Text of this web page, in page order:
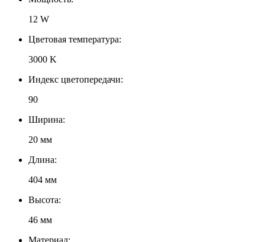
12 W
Цветовая температура:
3000 K
Индекс цветопередачи:
90
Ширина:
20 мм
Длина:
404 мм
Высота:
46 мм
Материал: